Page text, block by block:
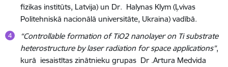
fizikas institūts, Latvija) un Dr. Halynas Klym (Ļvivas
Politehniskā nacionālā universitāte, Ukraina) vadībā.
“Controllable formation of TiO2 nanolayer on Ti substrate
heterostructure by laser radiation for space applications”,
kurā iesaistītas zinātnieku grupas Dr .Artura Medvida